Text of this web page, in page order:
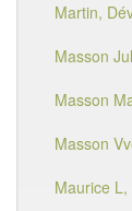
Martin,
Masson
Masson
Masson
Maurice